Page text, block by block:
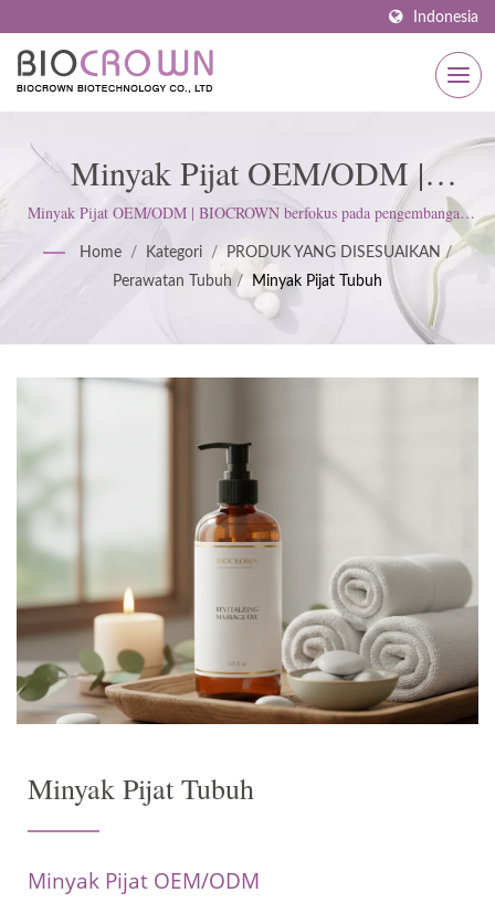
Indonesia
Minyak Pijat OEM/ODM |
Produsen Skincare Bersertifikat
ISO & GMP Sejak 1977 |
BIOCROWN
Minyak Pijat OEM/ODM | BIOCROWN berfokus pada pengembangan
produk perawatan kulit. Kami mengikuti standar ISO22716 dan Praktik
Manufaktur yang Baik (GMP); menjunjung tinggi sikap ketat untuk
memenuhi harapan pelanggan.
Home / Kategori / PRODUK YANG DISESUAIKAN /
Perawatan Tubuh / Minyak Pijat Tubuh
Minyak Pijat Tubuh
Minyak Pijat OEM/ODM